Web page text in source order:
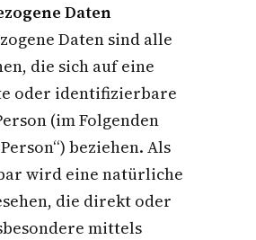
Daten
Daten sind alle
die sich auf eine
oder identifizierbare
(im Folgenden
beziehen. Als
wird eine natürliche
die direkt oder
mittels